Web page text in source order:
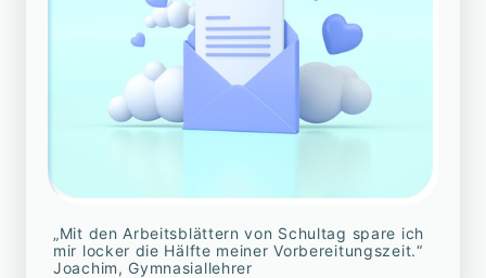
„Mit den Arbeitsblättern von Schultag spare ich
mir locker die Hälfte meiner Vorbereitungszeit.“
Joachim, Gymnasiallehrer